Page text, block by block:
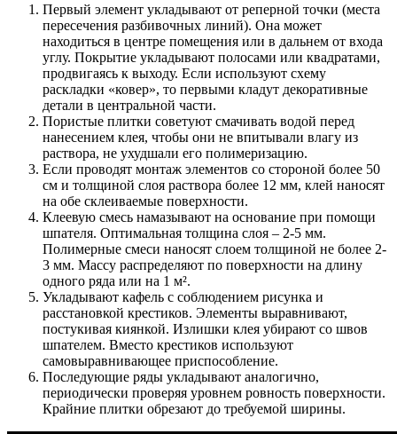
Первый элемент укладывают от реперной точки (места
пересечения разбивочных линий). Она может
находиться в центре помещения или в дальнем от входа
углу. Покрытие укладывают полосами или квадратами,
продвигаясь к выходу. Если используют схему
раскладки «ковер», то первыми кладут декоративные
детали в центральной части.
Пористые плитки советуют смачивать водой перед
нанесением клея, чтобы они не впитывали влагу из
раствора, не ухудшали его полимеризацию.
Если проводят монтаж элементов со стороной более 50
см и толщиной слоя раствора более 12 мм, клей наносят
на обе склеиваемые поверхности.
Клеевую смесь намазывают на основание при помощи
шпателя. Оптимальная толщина слоя – 2-5 мм.
Полимерные смеси наносят слоем толщиной не более 2-
3 мм. Массу распределяют по поверхности на длину
одного ряда или на 1 м².
Укладывают кафель с соблюдением рисунка и
расстановкой крестиков. Элементы выравнивают,
постукивая киянкой. Излишки клея убирают со швов
шпателем. Вместо крестиков используют
самовыравнивающее приспособление.
Последующие ряды укладывают аналогично,
периодически проверяя уровнем ровность поверхности.
Крайние плитки обрезают до требуемой ширины.